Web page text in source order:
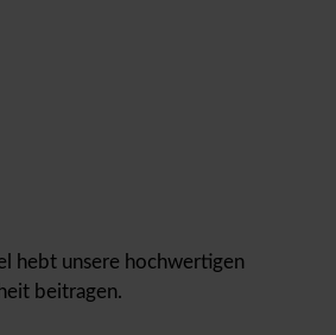
hebt unsere hochwertigen
beitragen.